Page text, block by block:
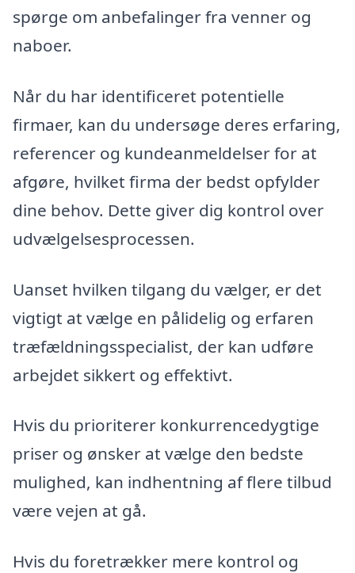
spørge om anbefalinger fra venner og
naboer.
Når du har identificeret potentielle
firmaer, kan du undersøge deres erfaring,
referencer og kundeanmeldelser for at
afgøre, hvilket firma der bedst opfylder
dine behov. Dette giver dig kontrol over
udvælgelsesprocessen.
Uanset hvilken tilgang du vælger, er det
vigtigt at vælge en pålidelig og erfaren
træfældningsspecialist, der kan udføre
arbejdet sikkert og effektivt.
Hvis du prioriterer konkurrencedygtige
priser og ønsker at vælge den bedste
mulighed, kan indhentning af flere tilbud
være vejen at gå.
Hvis du foretrækker mere kontrol og